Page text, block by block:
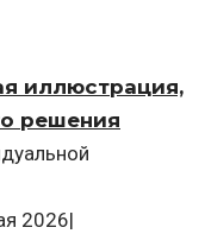
иллюстрация,
решения
2026|